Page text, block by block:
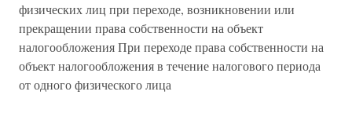
физических лиц при переходе, возникновении или
прекращении права собственности на объект
налогообложения При переходе права собственности на
объект налогообложения в течение налогового периода
от одного физического лица